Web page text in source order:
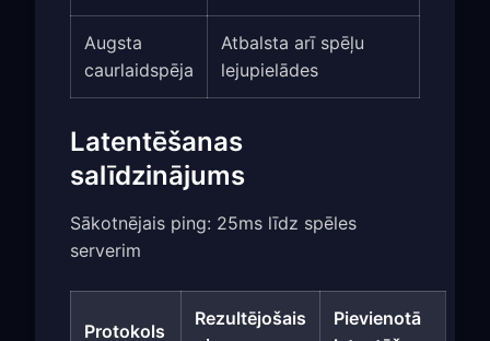
Augsta
caurlaidspēja
Atbalsta arī spēļu
lejupielādes
Latentēšanas
salīdzinājums
Sākotnējais ping: 25ms līdz spēles
serverim
Protokols
Rezultējošais
Pievienotā